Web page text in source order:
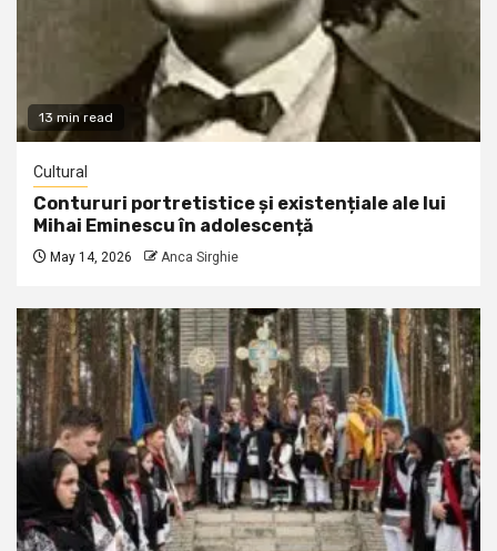
13 min read
Cultural
Contururi portretistice și existențiale ale lui
Mihai Eminescu în adolescență
May 14, 2026 Anca Sirghie